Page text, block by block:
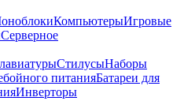
КомпьютерыИгровые
Серверное
СтилусыНаборы
питанияБатареи для
Инверторы